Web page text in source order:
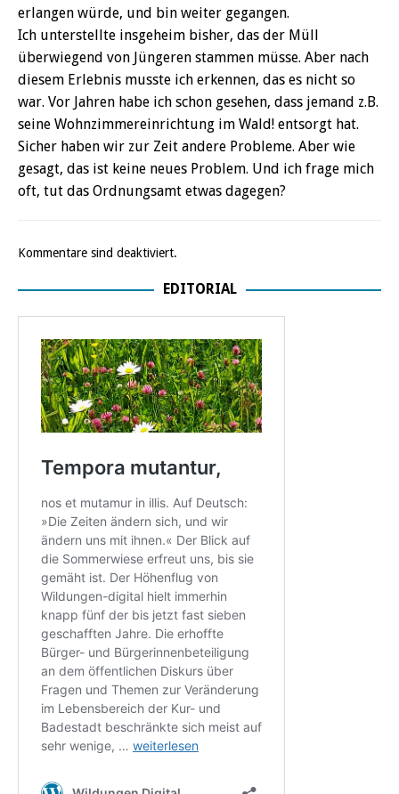
erlangen würde, und bin weiter gegangen.
Ich unterstellte insgeheim bisher, das der Müll
überwiegend von Jüngeren stammen müsse. Aber nach
diesem Erlebnis musste ich erkennen, das es nicht so
war. Vor Jahren habe ich schon gesehen, dass jemand z.B.
seine Wohnzimmereinrichtung im Wald! entsorgt hat.
Sicher haben wir zur Zeit andere Probleme. Aber wie
gesagt, das ist keine neues Problem. Und ich frage mich
oft, tut das Ordnungsamt etwas dagegen?
Kommentare sind deaktiviert.
EDITORIAL